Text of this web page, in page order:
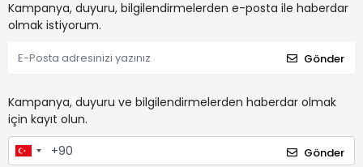
Kampanya, duyuru, bilgilendirmelerden e-posta ile haberdar
olmak istiyorum.
Gönder
Kampanya, duyuru ve bilgilendirmelerden haberdar olmak
için kayıt olun.
Gönder